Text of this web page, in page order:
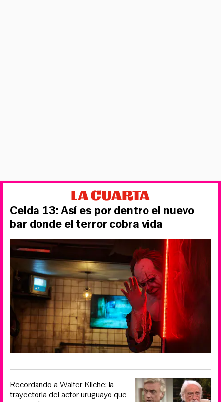
Celda 13: Así es por dentro el nuevo
bar donde el terror cobra vida
Recordando a Walter Kliche: la
trayectoria del actor uruguayo que